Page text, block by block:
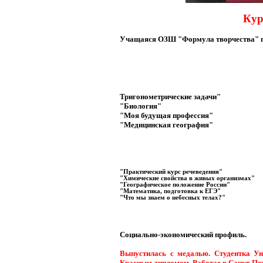
Учащаяся ОЗШ "Формула
Тригонометрические задачи"
"Биология"
"Моя будущая профессия"
"Медицинская география"
"Практический курс речеведения"
"Химические свойства в живых организмах"
"Географическое положение России"
"Математика, подготовка к ЕГЭ"
"Что мы знаем о небесных телах?"
Социально-экономический профиль.
Выпустилась с медалью. Студентка